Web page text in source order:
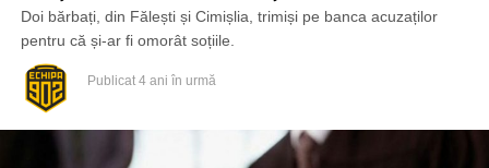
Doi bărbați, din Fălești și Cimișlia, trimiși pe banca acuzaților
pentru că și-ar fi omorât soțiile.
Publicat 4 ani în urmă